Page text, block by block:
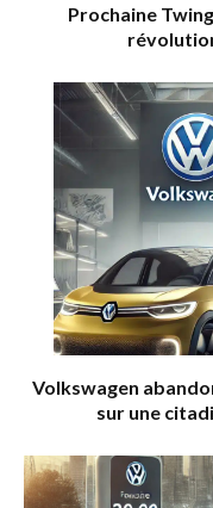
Prochaine
Volkswagen
sur une